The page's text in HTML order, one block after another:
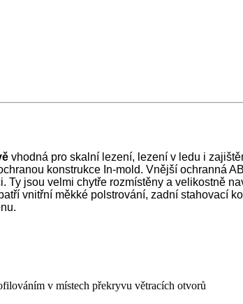
vhodná pro skalní lezení, lezení v ledu i
konstrukce In-mold. Vnější ochranná
Ty jsou velmi chytře rozmístěny a velikostně
vnitřní měkké polstrování, zadní stahovací
v místech překryvu větracích otvorů